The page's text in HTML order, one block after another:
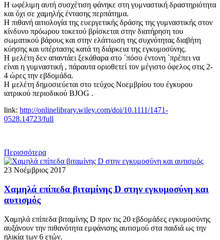
Η ωφέλιμη αυτή συσχέτιση φάνηκε στη γυμναστική δραστηριότητα
και όχι σε χαμηλής έντασης περπάτημα.
Η πιθανή αιτιολογία της ευεργετικής δράσης της γυμναστικής στον
κίνδυνο πρόωρου τοκετού βρίσκεται στην διατήρηση του
σωματικού βάρους και στην ελάττωση της συχνότητας διαβήτη
κύησης και υπέρτασης κατά τη διάρκεια της εγκυμοσύνης.
Η μελέτη δεν απαντάει ξεκάθαρα στο ΄πόσο έντονη ΄πρέπει να
είναι η γυμναστική , πάραυτα οριοθετεί τον μέγιστο όφελος στις 2-
4 ώρες την εβδομάδα.
Η μελέτη δημοσιεύεται στο τεύχος Νοεμβρίου του έγκυρου
ιατρικού περιοδικού BJOG .
link: http://onlinelibrary.wiley.com/doi/10.1111/1471-
0528.14723/full
Περισσότερα
23 Νοέμβριος 2017
Χαμηλά επίπεδα βιταμίνης D στην εγκυμοσύνη και
αυτισμός
Χαμηλά επίπεδα βιταμίνης D πριν τις 20 εβδομάδες εγκυμοσύνης
αυξάνουν την πιθανότητα εμφάνισης αυτισμού στα παιδιά ως την
ηλικία των 6 ετών.